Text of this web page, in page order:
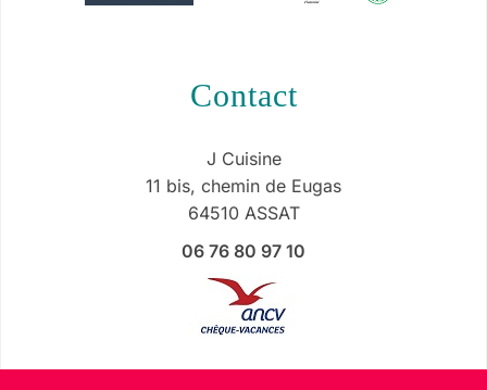
contact
J Cuisine
11 bis, chemin de Eugas
64510 ASSAT
06 76 80 97 10